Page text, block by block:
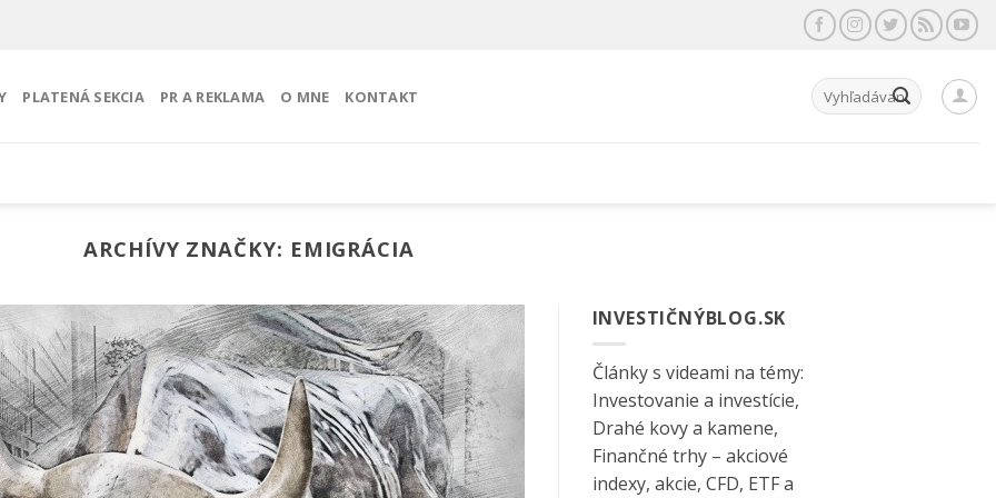
PLATENÁ SEKCIA PR A REKLAMA O MNE KONTAKT Hľadať:
ARCHÍVY ZNAČKY: EMIGRÁCIA
INVESTIČNÝBLOG.SK
Články s videami na témy:
Investovanie a investície,
Drahé kovy a kamene,
Finančné trhy – akciové
indexy, akcie, CFD, ETF a